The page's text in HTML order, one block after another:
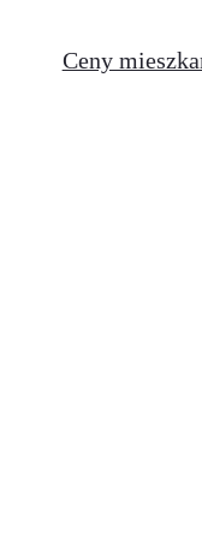
Ceny